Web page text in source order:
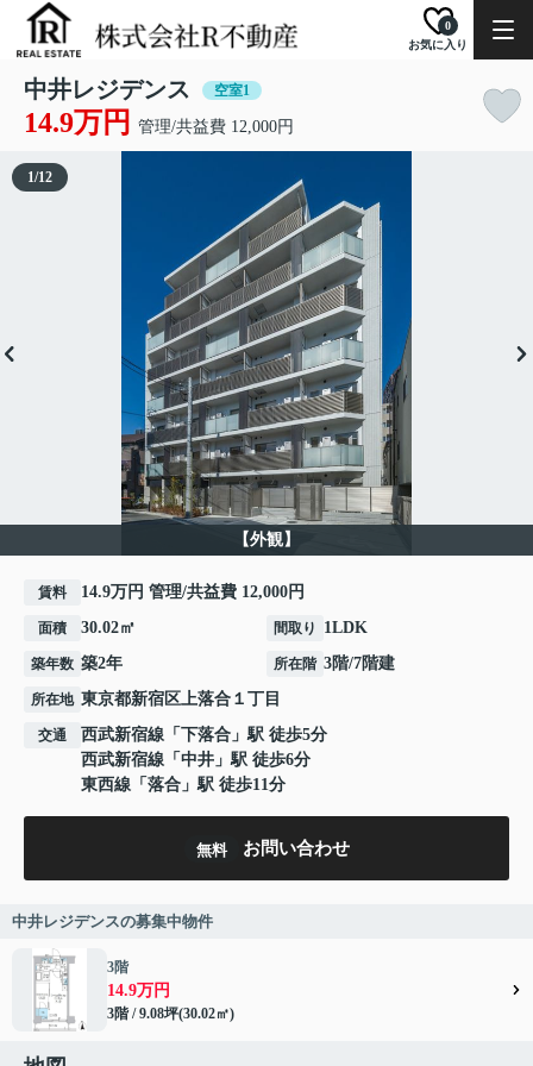
お気に入り
0
中井レジデンス 空室1
14.9万円 管理/共益費 12,000円
【外観】
1/12
賃料 14.9万円 管理/共益費 12,000円
面積 30.02㎡ 間取り 1LDK
築年数 築2年 所在階 3階/7階建
所在地 東京都新宿区上落合 １丁目
交通 西武新宿線 「 下落合 」駅 徒歩5分
西武新宿線 「 中井 」駅 徒歩6分
東西線 「 落合 」駅 徒歩11分
無料 お問い合わせ
中井レジデンスの募集中物件
3階
14.9万円
3階 / 9.08坪(30.02㎡)